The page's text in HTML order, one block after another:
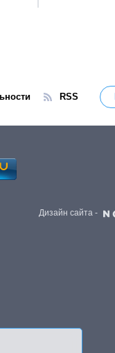
RSS
Дизайн сайта -